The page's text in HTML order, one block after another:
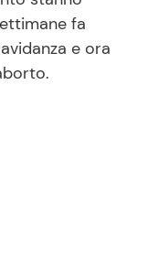
in TV
fa
e ora